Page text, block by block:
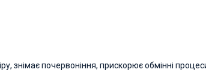
знімає почервоніння, прискорює обмінні